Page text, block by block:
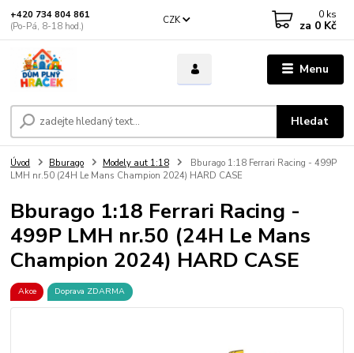
Menu
CZK
Hledat
+420 734 804 861
(Po-Pá, 8-18 hod.)
0 ks
za 0 Kč
Úvod Bburago Modely aut 1:18
Bburago 1:18 Ferrari Racing - 499P
LMH nr.50 (24H Le Mans Champion 2024) HARD CASE
Bburago 1:18 Ferrari Racing -
499P LMH nr.50 (24H Le Mans
Champion 2024) HARD CASE
Akce Doprava ZDARMA